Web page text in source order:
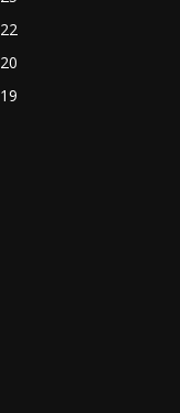
22
20
19